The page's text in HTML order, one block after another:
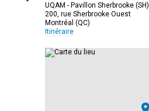
UQAM - Pavillon Sherbrooke (SH)
200, rue Sherbrooke Ouest
Montréal (QC)
Itinéraire